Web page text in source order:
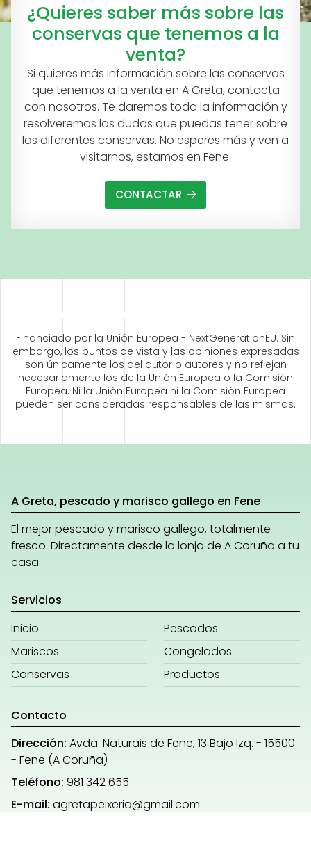
¿Quieres saber más sobre las
conservas que tenemos a la
venta?
Si quieres más información sobre las conservas
que tenemos a la venta en A Greta, contacta
con nosotros. Te daremos toda la información y
resolveremos las dudas que puedas tener sobre
las diferentes conservas. No esperes más y ven a
visitarnos, estamos en Fene.
CONTACTAR
Financiado por la Unión Europea - NextGenerationEU. Sin
embargo, los puntos de vista y las opiniones expresadas
son únicamente los del autor o autores y no reflejan
necesariamente los de la Unión Europea o la Comisión
Europea. Ni la Unión Europea ni la Comisión Europea
pueden ser consideradas responsables de las mismas.
A Greta, pescado y marisco gallego en Fene
El mejor pescado y marisco gallego, totalmente
fresco. Directamente desde la lonja de A Coruña a tu
casa.
Servicios
Inicio
Pescados
Mariscos
Congelados
Conservas
Productos
Contacto
Dirección: Avda. Naturais de Fene, 13 Bajo Izq. - 15500
- Fene (A Coruña)
Teléfono: 981 342 655
E-mail: agretapeixeria@gmail.com